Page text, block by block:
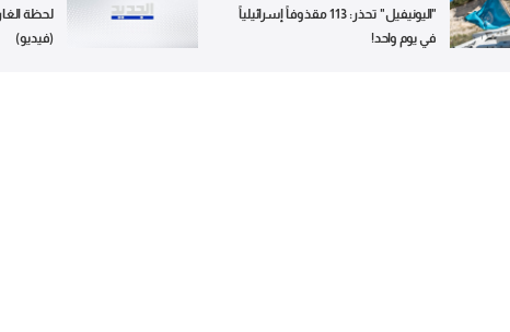
"اليونيفيل" تحذر: 113 مقذوفاً إسرائيلياً
في يوم واحد!
لحظة
(فيديو)